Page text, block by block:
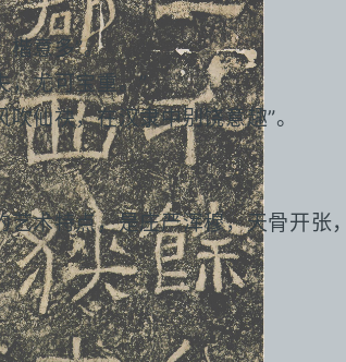
楷意多”。
，尤可宝重。”
仙袂，在汉隶中别饶意趣”。
术特点，是庄严浑穆，天骨开张